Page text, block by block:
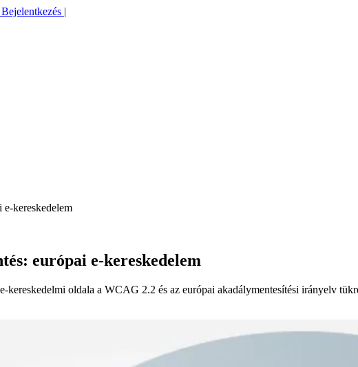
Bejelentkezés |
e-kereskedelem
európai e-kereskedelem
kereskedelmi oldala a WCAG 2.2 és az európai akadálymentesítési irányelv